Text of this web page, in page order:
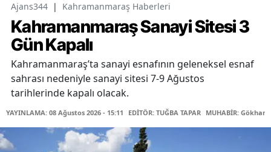
Ajans344 | Kahramanmaraş Haberleri
Kahramanmaraş Sanayi Sitesi 3
Gün Kapalı
Kahramanmaraş’ta sanayi esnafının geleneksel esnaf
sahrası nedeniyle sanayi sitesi 7-9 Ağustos
tarihlerinde kapalı olacak.
YAYINLAMA: 08 Ağustos 2026 - 15:11 EDİTÖR: TUĞBA TAPAR MUHABİR: Gökhan